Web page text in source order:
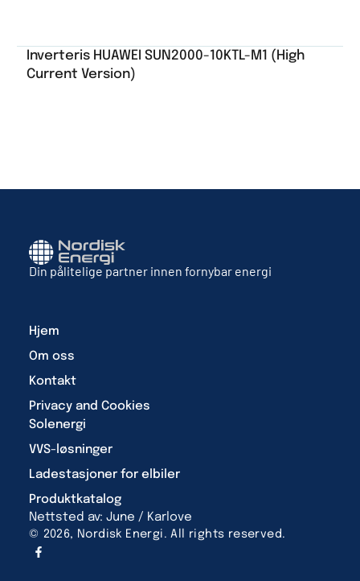
Inverteris HUAWEI SUN2000-10KTL-M1 (High
Current Version)
Din pålitelige partner innen fornybar energi
Hjem
Om oss
Kontakt
Privacy and Cookies
Solenergi
VVS-løsninger
Ladestasjoner for elbiler
Produktkatalog
Nettsted av: June / Karlove
© 2026, Nordisk Energi. All rights reserved.